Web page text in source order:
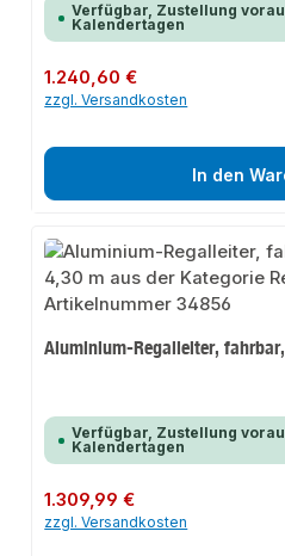
Verfügbar, Zustellung
Kalendertagen
Regulärer Preis:
1.240,60 €
zzgl. Versandkosten
In den
Aluminium-Regalleiter,
Verfügbar, Zustellung
Kalendertagen
Regulärer Preis:
1.309,99 €
zzgl. Versandkosten